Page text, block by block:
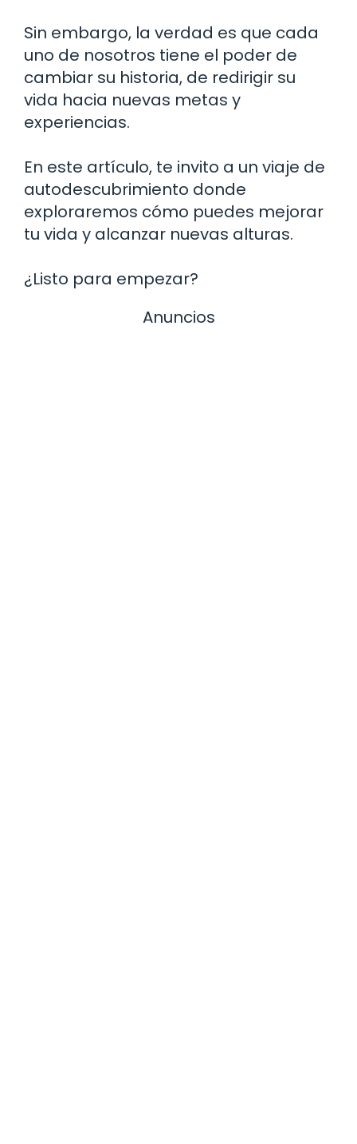
Sin embargo, la verdad es que cada
uno de nosotros tiene el poder de
cambiar su historia, de redirigir su
vida hacia nuevas metas y
experiencias.
En este artículo, te invito a un viaje de
autodescubrimiento donde
exploraremos cómo puedes mejorar
tu vida y alcanzar nuevas alturas.
¿Listo para empezar?
Anuncios